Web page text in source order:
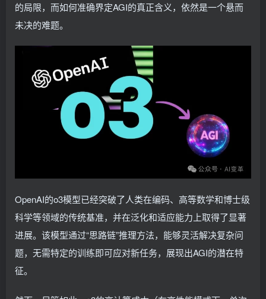
的局限，而如何准确界定AGI的真正含义，依然是一个悬而
未决的难题。
OpenAI的o3模型已经突破了人类在编码、高等数学和博士级
科学等领域的传统基准，并在泛化和适应能力上取得了显著
进展。该模型通过“思路链”推理方法，能够灵活解决复杂问
题，无需特定的训练即可应对新任务，展现出AGI的潜在特
征。